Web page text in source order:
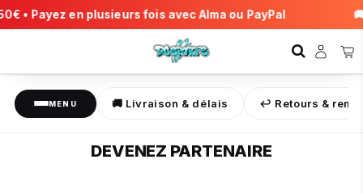
MENU 🚚 Livraison & délais ↩️ Retours &
DEVENEZ PARTENAIRE
Payez en plusieurs fois avec Alma ou PayPal 🚚